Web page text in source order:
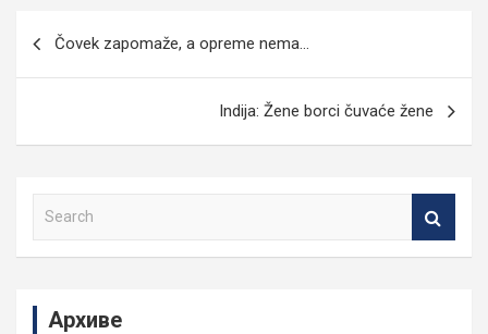
Кретање
Čovek zapomaže, a opreme nema…
Indija: Žene borci čuvaće žene
Архиве